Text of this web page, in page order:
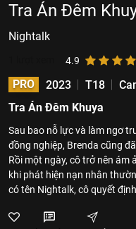
Tra Án Đêm
Nightalk
4.9
PRO 2023 T18
Tra Án Đêm Khuya
Sau bao nỗ lực và làm ngơ
đồng nghiệp, Brenda cũng
Rồi một ngày, cô trở nên ám
khi phát hiện nạn nhân
có tên Nightalk, cô quyết